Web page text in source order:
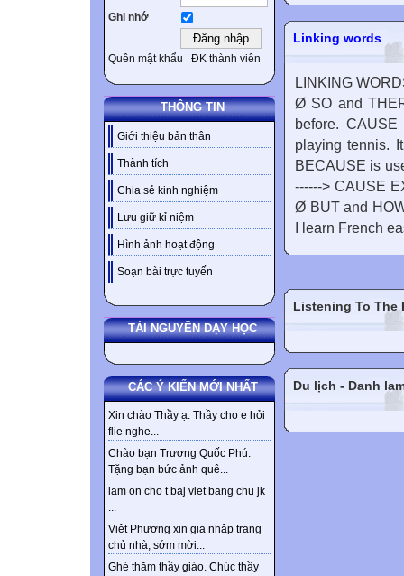
Ghi nhớ
Quên mật khẩu ĐK thành viên
THÔNG TIN
Giới thiệu bản thân
Thành tích
Chia sẻ kinh nghiệm
Lưu giữ kỉ niệm
Hình ảnh hoạt động
Soạn bài trực tuyến
TÀI NGUYÊN DẠY HỌC
CÁC Ý KIẾN MỚI NHẤT
Xin chào Thầy ạ. Thầy cho e hỏi
flie nghe...
Chào bạn Trương Quốc Phú.
Tặng bạn bức ảnh quê...
lam on cho t baj viet bang chu jk
...
Việt Phương xin gia nhập trang
chủ nhà, sớm mời...
Ghé thăm thầy giáo. Chúc thầy
Linking words
LINKING
Ø SO and
before.
playing tennis.
BECAUSE is
------> CAUSE
Ø BUT and
I learn French
Listening To The
Du lịch - Danh